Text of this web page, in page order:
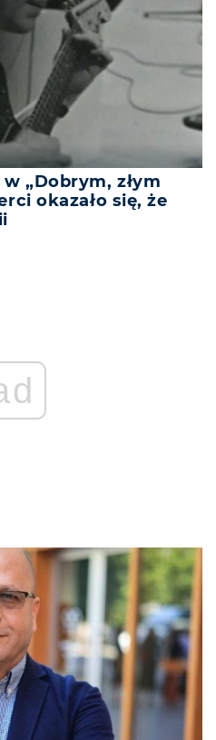
„Dobrym, złym
okazało się, że